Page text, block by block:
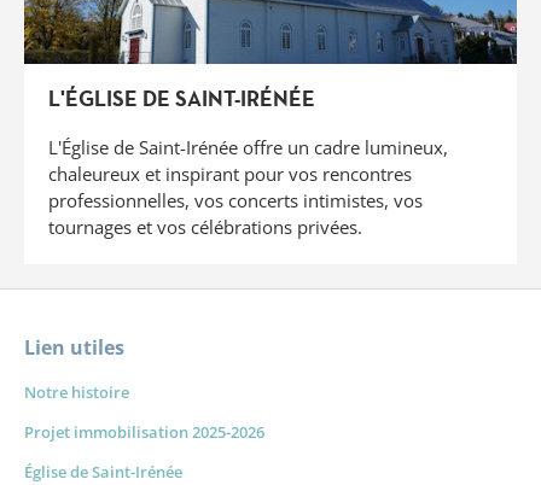
L'ÉGLISE DE SAINT-IRÉNÉE
L'Église de Saint-Irénée offre un cadre lumineux,
chaleureux et inspirant pour vos rencontres
professionnelles, vos concerts intimistes, vos
tournages et vos célébrations privées.
Lien utiles
Notre histoire
Projet immobilisation 2025-2026
Église de Saint-Irénée